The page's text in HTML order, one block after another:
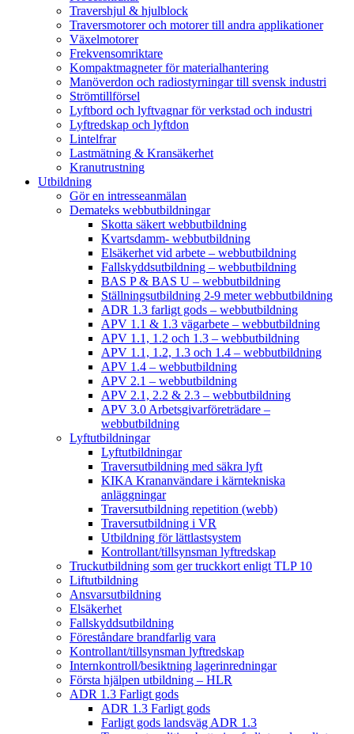
Travershjul & hjulblock
Traversmotorer och motorer till andra applikationer
Växelmotorer
Frekvensomriktare
Kompaktmagneter för materialhantering
Manöverdon och radiostyrningar till svensk industri
Strömtillförsel
Lyftbord och lyftvagnar för verkstad och industri
Lyftredskap och lyftdon
Lintelfrar
Lastmätning & Kransäkerhet
Kranutrustning
Utbildning
Gör en intresseanmälan
Demateks webbutbildningar
Skotta säkert webbutbildning
Kvartsdamm- webbutbildning
Elsäkerhet vid arbete – webbutbildning
Fallskyddsutbildning – webbutbildning
BAS P & BAS U – webbutbildning
Ställningsutbildning 2-9 meter webbutbildning
ADR 1.3 farligt gods – webbutbildning
APV 1.1 & 1.3 vägarbete – webbutbildning
APV 1.1, 1.2 och 1.3 – webbutbildning
APV 1.1, 1.2, 1.3 och 1.4 – webbutbildning
APV 1.4 – webbutbildning
APV 2.1 – webbutbildning
APV 2.1, 2.2 & 2.3 – webbutbildning
APV 3.0 Arbetsgivarföreträdare –
webbutbildning
Lyftutbildningar
Lyftutbildningar
Traversutbildning med säkra lyft
KIKA Krananvändare i kärntekniska
anläggningar
Traversutbildning repetition (webb)
Traversutbildning i VR
Utbildning för lättlastsystem
Kontrollant/tillsynsman lyftredskap
Truckutbildning som ger truckkort enligt TLP 10
Liftutbildning
Ansvarsutbildning
Elsäkerhet
Fallskyddsutbildning
Föreståndare brandfarlig vara
Kontrollant/tillsynsman lyftredskap
Internkontroll/besiktning lagerinredningar
Första hjälpen utbildning – HLR
ADR 1.3 Farligt gods
ADR 1.3 Farligt gods
Farligt gods landsväg ADR 1.3